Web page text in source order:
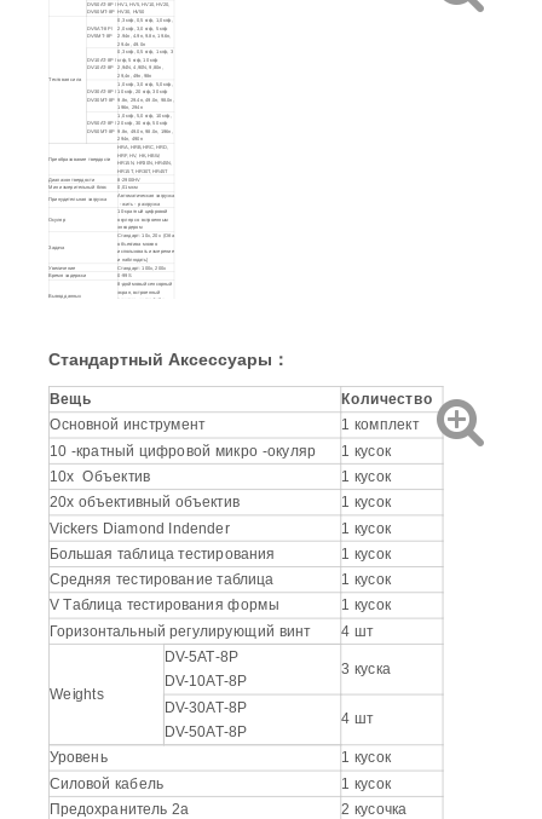
DV-50AT-8P /
DV-50MT-8P
HV1, HV5, HV10, HV20,
HV30, HV50
Тестовая сила
DV-5AT-8P /
DV-5MT-8P
0,3 кгф, 0,5 кгф, 1,0 кгф,
2,0 кгф, 3,0 кгф, 5 кгф
2.94n, 4.9n, 9.8n, 19.6n,
29.4n, 49.0n
DV-10AT-8P /
DV-10AT-8P
0,3 кгф, 0,5 кгф, 1 кгф, 3
кгф, 5 кгф, 10 кгф
2,94N, 4,90N, 9,80n,
29,4n, 49n, 98n
DV-30AT-8P /
DV-30MT-8P
1,0 кгф, 3,0 кгф, 5,0 кгф,
10 кгф, 20 кгф, 30 кгф
9.8n, 29.4n, 49.0n, 98.0n,
196n, 294n
DV-50AT-8P /
DV-50MT-8P
1,0 кгф, 5,0 кгф, 10 кгф,
20 кгф, 30 кгф, 50 кгф
9.8n, 49.0n, 98.0n, 196n,
294n, 490n
Преобразование твердости
HRA, HRB, HRC, HRD,
HRF, HV, HK, HBW,
HR15N, HR30N, HR45N,
HR15T, HR30T, HR45T
Диапазон твердости
8-2900HV
Мин измерительный блок
0,01 мкм
Принудительная загрузка
Автоматическая загрузка
- жить - разгрузка
Окуляр
10-кратный цифровой
окуляр со встроенным
энкодером
Задача
Стандарт: 10x, 20x (Оба
объектива можно
использовать измерение
и наблюдать)
Увеличение
Стандарт: 100x, 200x
Время задержки
0-99S
Вывод данных
8-дюймовый сенсорный
экран, встроенный
принтер, интерфейс
Вес нетто 55 кг
Размер посылки
800*470*800 мм
Стандартный Аксессуары ：
Вещь
Количество
Основной инструмент
1 комплект
10 -кратный цифровой микро -окуляр
1 кусок
10x Объектив
1 кусок
20x объективный объектив
1 кусок
Vickers Diamond Indender
1 кусок
Большая таблица тестирования
1 кусок
Средняя тестирование таблица
1 кусок
V Таблица тестирования формы
1 кусок
Горизонтальный регулирующий винт
4 шт
Weights
DV-5AT-8P
DV-10AT-8P
3 куска
DV-30AT-8P
DV-50AT-8P
4 шт
Уровень
1 кусок
Силовой кабель
1 кусок
Предохранитель 2а
2 кусочка